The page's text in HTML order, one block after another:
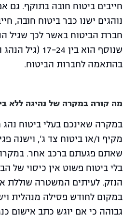
חייבים ביטוח חובה בתוקף. גם
נוהגים ישנו כבר ביטוח חובה,
חברת הביטוח באשר לכך שגיל
שנוסף הוא בין 17-
בהתאמה לחברות הביטוח.
מה קורה במקרה של נהיגה ללא
במקרה שאינכם בעלי ביטוח נהג
מקיף ו/או ביטוח צד ג', וישנה
שאתם פגעתם ברכב אחר.
בלי ביטוח פשוט אין כיסוי של
הנזק. לעיתים המשטרה שוללת
במקום לחודש פסילה מנהלית
גבוהה כי אם יוגש כתב אישום